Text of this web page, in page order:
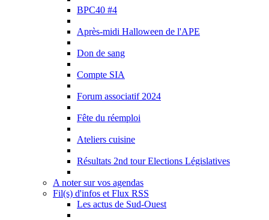
BPC40 #4
Après-midi Halloween de l'APE
Don de sang
Compte SIA
Forum associatif 2024
Fête du réemploi
Ateliers cuisine
Résultats 2nd tour Elections Législatives
A noter sur vos agendas
Fil(s) d'infos et Flux RSS
Les actus de Sud-Ouest